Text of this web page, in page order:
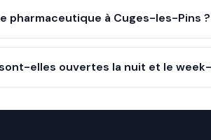
pharmaceutique à Cuges-les-Pins ?
elles ouvertes la nuit et le